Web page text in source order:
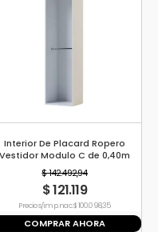
Interior De Placard Ropero
Vestidor Modulo C de 0,40m
$ 142.492,94
$ 121.119
Precio s/imp. nac. $ 100.098,35
COMPRAR AHORA